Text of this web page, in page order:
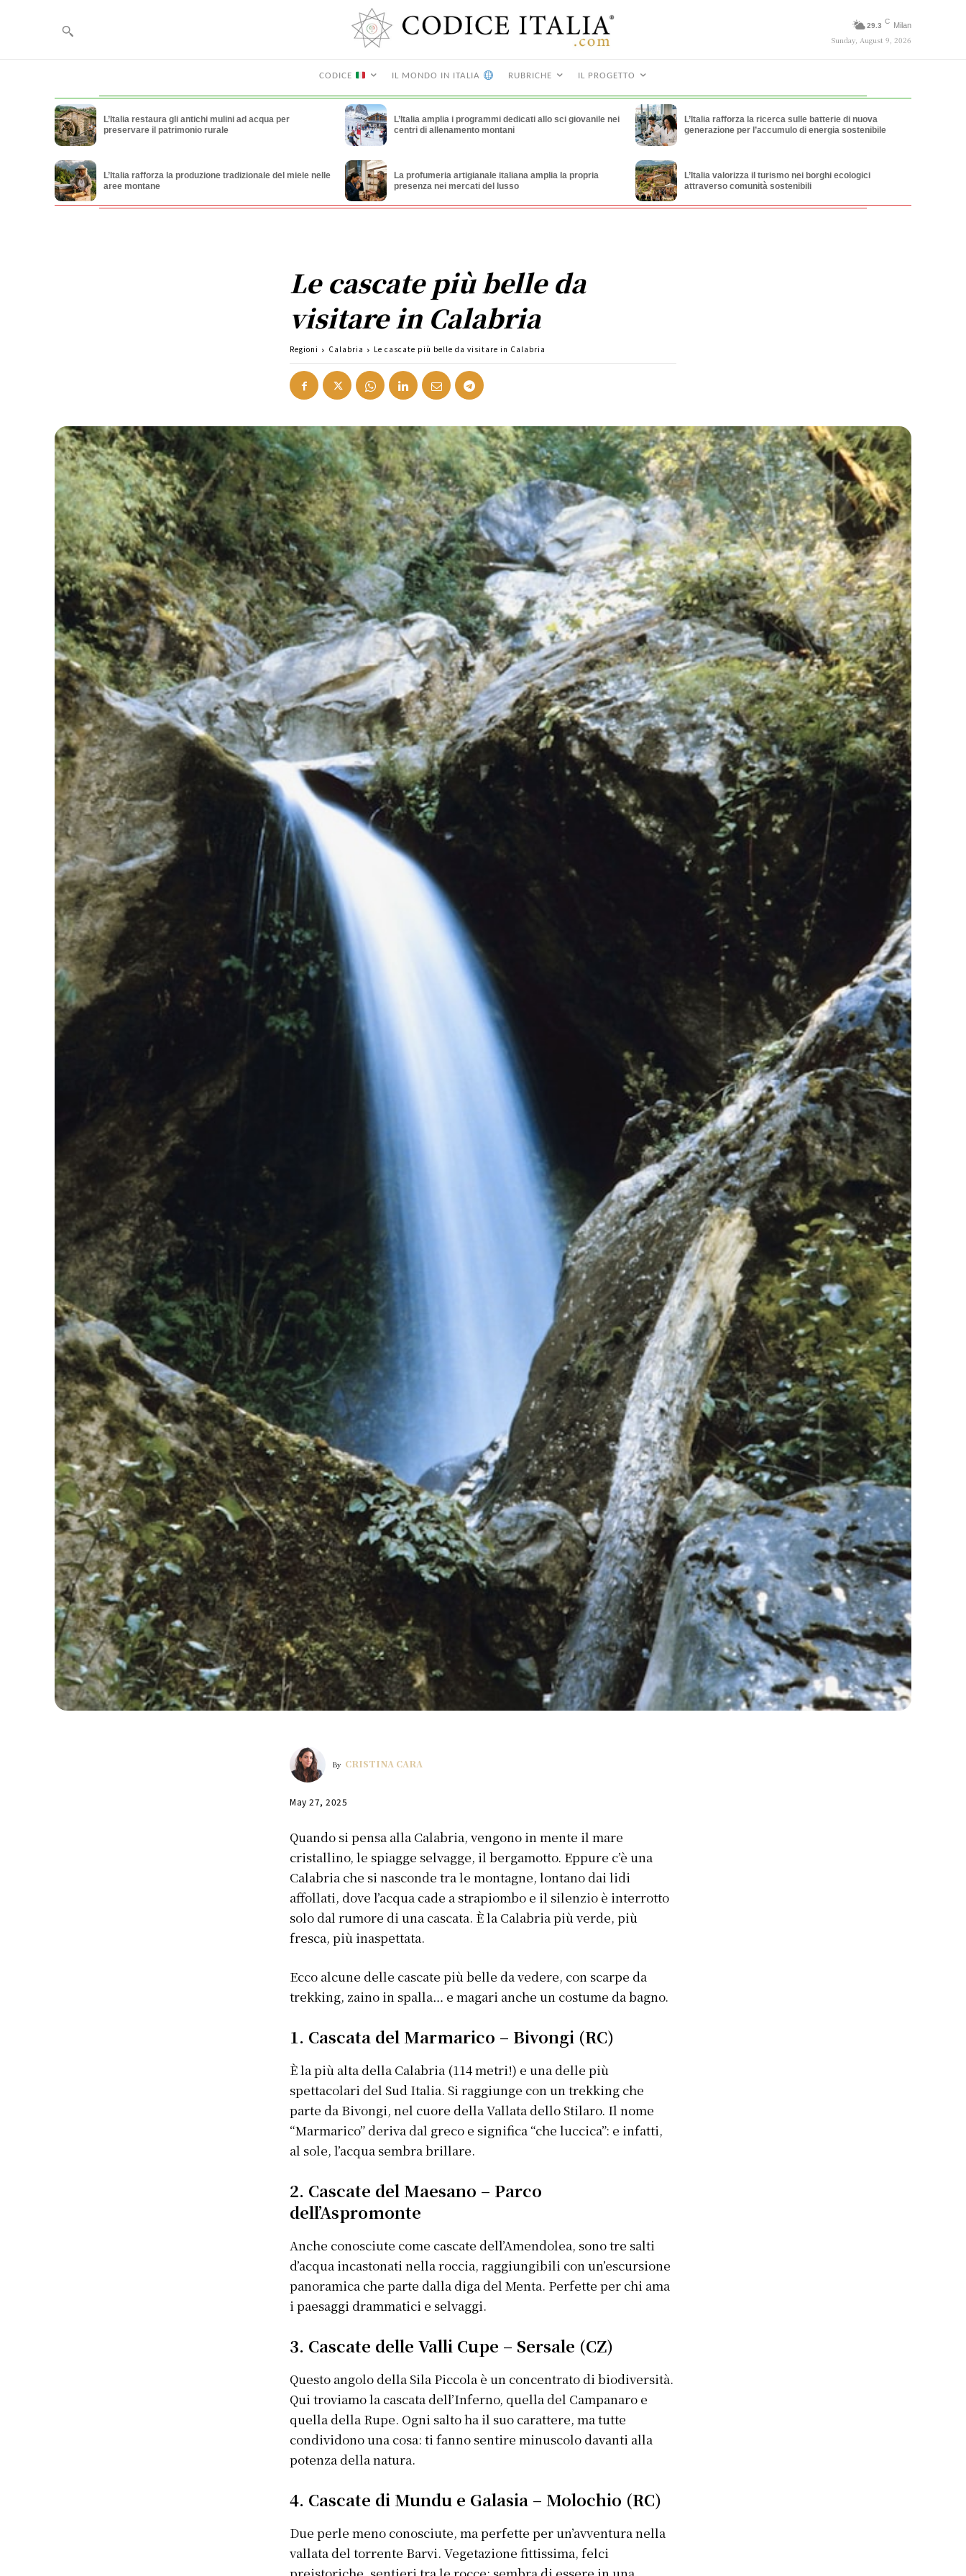
29.3
C Milan
Sunday, August 9, 2026
CODICE IL MONDO IN ITALIA RUBRICHE IL PROGETTO
L’Italia restaura gli antichi mulini ad acqua per
preservare il patrimonio rurale
L’Italia amplia i programmi dedicati allo sci giovanile nei
centri di allenamento montani
L’Italia rafforza la ricerca sulle batterie di nuova
generazione per l’accumulo di energia sostenibile
L’Italia rafforza la produzione tradizionale del miele nelle
aree montane
La profumeria artigianale italiana amplia la propria
presenza nei mercati del lusso
L’Italia valorizza il turismo nei borghi ecologici
attraverso comunità sostenibili
Le cascate più belle da
visitare in Calabria
Regioni Calabria Le cascate più belle da visitare in Calabria
By CRISTINA CARA
May 27, 2025
Quando si pensa alla Calabria, vengono in mente il mare
cristallino, le spiagge selvagge, il bergamotto. Eppure c’è una
Calabria che si nasconde tra le montagne, lontano dai lidi
affollati, dove l’acqua cade a strapiombo e il silenzio è interrotto
solo dal rumore di una cascata. È la Calabria più verde, più
fresca, più inaspettata.
Ecco alcune delle cascate più belle da vedere, con scarpe da
trekking, zaino in spalla… e magari anche un costume da bagno.
1. Cascata del Marmarico – Bivongi (RC)
È la più alta della Calabria (114 metri!) e una delle più
spettacolari del Sud Italia. Si raggiunge con un trekking che
parte da Bivongi, nel cuore della Vallata dello Stilaro. Il nome
“Marmarico” deriva dal greco e significa “che luccica”: e infatti,
al sole, l’acqua sembra brillare.
2. Cascate del Maesano – Parco
dell’Aspromonte
Anche conosciute come cascate dell’Amendolea, sono tre salti
d’acqua incastonati nella roccia, raggiungibili con un’escursione
panoramica che parte dalla diga del Menta. Perfette per chi ama
i paesaggi drammatici e selvaggi.
3. Cascate delle Valli Cupe – Sersale (CZ)
Questo angolo della Sila Piccola è un concentrato di biodiversità.
Qui troviamo la cascata dell’Inferno, quella del Campanaro e
quella della Rupe. Ogni salto ha il suo carattere, ma tutte
condividono una cosa: ti fanno sentire minuscolo davanti alla
potenza della natura.
4. Cascate di Mundu e Galasia – Molochio (RC)
Due perle meno conosciute, ma perfette per un’avventura nella
vallata del torrente Barvi. Vegetazione fittissima, felci